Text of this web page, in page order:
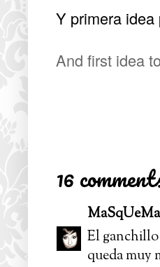
Y primera
And first idea
16
El
queda muy